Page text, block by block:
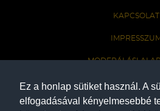
Ez a honlap sütiket használ. A
elfogadásával kényelmesebbé
KAPCSOLAT
IMPRESSZUM
MODERÁLÁSI
HONLAP ADATKEZELÉSI